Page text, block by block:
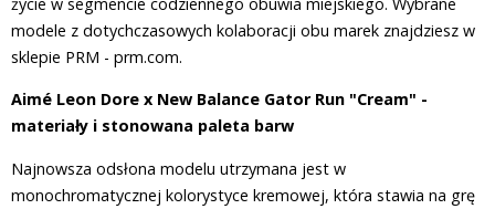
modele z dotychczasowych kolaboracji obu marek znajdziesz w
sklepie PRM - prm.com.
Aimé Leon Dore x New Balance Gator Run "Cream" -
materiały i stonowana paleta barw
Najnowsza odsłona modelu utrzymana jest w
monochromatycznej kolorystyce kremowej, która stawia na grę